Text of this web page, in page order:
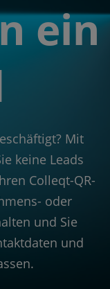
ein
Mit
keine Leads
Colleqt-QR-
oder
und Sie
und